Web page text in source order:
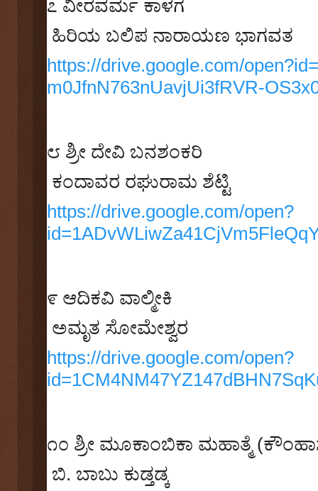
೭ ವೀರವರ್ಮ ಕಾಳಗ
ಹಿರಿಯ ಬಲಿಪ ನಾರಾಯಣ ಭಾಗವತ
https://drive.google.com/
m0JfnN763nUavjUi3fRVR-
೮ ಶ್ರೀ ದೇವಿ ಬನಶಂಕರಿ
ಕಂದಾವರ ರಘುರಾಮ ಶೆಟ್ಟಿ
https://drive.google.com/open?
೯ ಆದಿಕವಿ ವಾಲ್ಮೀಕಿ
ಅಮೃತ ಸೋಮೇಶ್ವರ
https://drive.google.com/open?
೧೦ ಶ್ರೀ ಮೂಕಾಂಬಿಕಾ ಮಹಾತ್ಮೆ
ಬಿ. ಬಾಬು ಕುಡ್ತಡ್ಕ